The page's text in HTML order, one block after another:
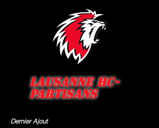
Lausanne HC-
Partisans
Dernier Ajout